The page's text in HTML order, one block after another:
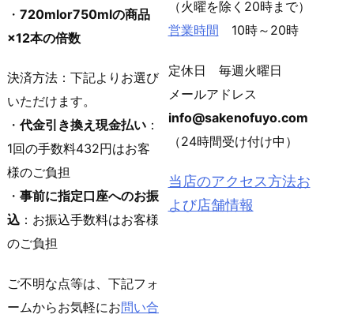
・ 720mlor750mlの商品
×12本の倍数
決済方法：下記よりお選び
いただけます。
・ 代金引き換え現金払い ：
1回の手数料432円はお客
様のご負担
・ 事前に指定口座へのお振
込 ：お振込手数料はお客様
のご負担
ご不明な点等は、下記フォ
ームからお気軽にお問い合
（火曜を除く20時まで）
営業時間 10時～20時
定休日 毎週火曜日
メールアドレス
info@sakenofuyo.com
（24時間受け付け中）
当店のアクセス方法お
よび店舗情報